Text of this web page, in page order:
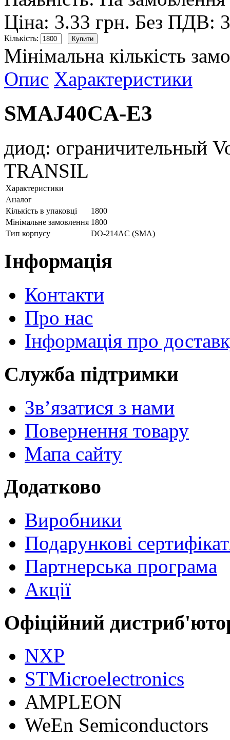
Ціна: 3.33 грн. Без ПДВ:
Кількість:
Мінімальна кількість
Опис Характеристики
SMAJ40CA-E3
диод: ограничительный
TRANSIL
Характеристики
Аналог
Кількість в упаковці
1800
Мінімальне замовлення 1800
Тип корпусу
DO-214AC (SMA)
Інформація
Контакти
Про нас
Інформація про
Служба підтримки
Зв’язатися з нами
Повернення товару
Мапа сайту
Додатково
Виробники
Подарункові
Партнерська програма
Акції
Офіційний
NXP
STMicroelectronics
АMPLEON
WeEn Semiconductors